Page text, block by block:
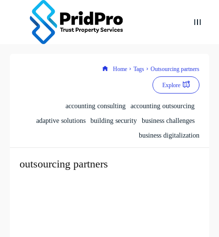
Home Tags Outsourcing partners
Explore
accounting consulting
accounting outsourcing
adaptive solutions
building security
business challenges
business digitalization
outsourcing partners